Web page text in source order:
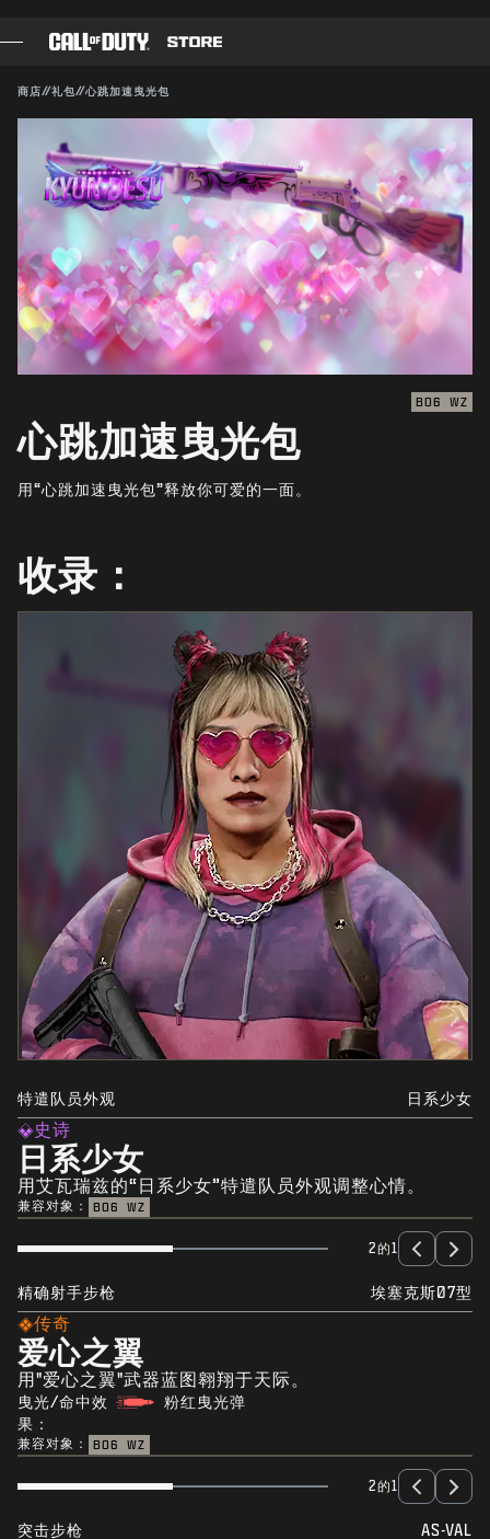
战斗通行证
黑色组织
使命召唤点数
装备商店
COMBAT BUILDS
游戏
新闻
电竞
商店//礼包//心跳加速曳光包
兼容对象：
确认购买
取消
动视有权随时更新、替换或删除此游戏内容。
BO6 WZ
心跳加速曳光包
用“心跳加速曳光包”释放你可爱的一面。
收录：
特遣队员外观 日系少女
史诗
日系少女
用艾瓦瑞兹的“日系少女”特遣队员外观调整心情。
兼容对象： BO6 WZ
2的1
精确射手步枪 埃塞克斯07型
传奇
爱心之翼
用"爱心之翼"武器蓝图翱翔于天际。
曳光/命中效
果：
粉红曳光弹
兼容对象： BO6 WZ
2的1
突击步枪 AS-VAL